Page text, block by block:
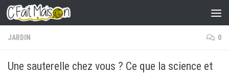
Skip to content
JARDIN 0
Une sauterelle chez vous ? Ce que la science et